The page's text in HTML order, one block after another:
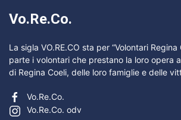
Vo.Re.Co.
La sigla VO.RE.CO sta per “Volontari Regina
parte i volontari che prestano la loro opera
di Regina Coeli, delle loro famiglie e delle
Vo.Re.Co.
Vo.Re.Co. odv